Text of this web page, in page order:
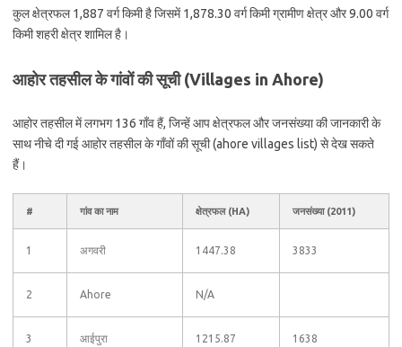
कुल क्षेत्रफल 1,887 वर्ग किमी है जिसमें 1,878.30 वर्ग किमी ग्रामीण क्षेत्र और 9.00 वर्ग
किमी शहरी क्षेत्र शामिल है।
आहोर तहसील के गांवों की सूची (Villages in Ahore)
आहोर तहसील में लगभग 136 गाँव हैं, जिन्हें आप क्षेत्रफल और जनसंख्या की जानकारी के
साथ नीचे दी गई आहोर तहसील के गाँवों की सूची (ahore villages list) से देख सकते
हैं।
# गांव का नाम क्षेत्रफल (HA) जनसंख्या (2011)
1 अगवरी 1447.38 3833
2 Ahore N/A
3 आईपुरा 1215.87 1638